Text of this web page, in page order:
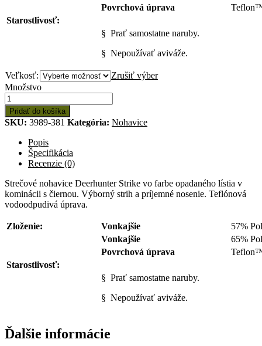
Povrchová úprava
Starostlivosť:
§ Prať samostatne naruby.
§ Nepoužívať aviváže.
Veľkosť:
Zrušiť výber
Množstvo:
Deerhunter
Strike
Trousers
Fallen
Leaf
nohavice
Množstvo
Pridať do košíka
SKU: 3989-381 Kategória: Nohavice
Popis
Špecifikácia
Recenzie (0)
Strečové nohavice Deerhunter Strike vo farbe opadaného lístia v
kominácii s čiernou. Výborný strih a príjemné nosenie. Teflónová
vodoodpudivá úprava.
Zloženie: Vonkajšie
57%
Vonkajšie
65%
Povrchová úprava
Starostlivosť:
§ Prať samostatne naruby.
§ Nepoužívať aviváže.
Ďalšie informácie